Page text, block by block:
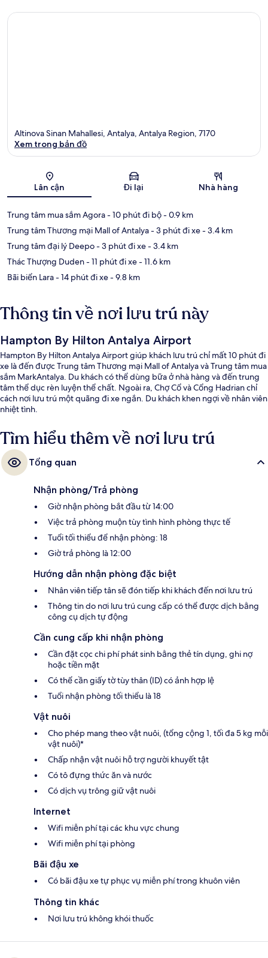
Bản đồ
Altinova Sinan Mahallesi, Antalya, Antalya Region, 7170
Xem trong bản đồ
Lân cận Đi lại Nhà hàng
Trung tâm mua sắm Agora- 10 phút đi bộ- 0.9 km
Trung tâm Thương mại Mall of Antalya- 3 phút đi xe- 3.4 km
Trung tâm đại lý Deepo- 3 phút đi xe- 3.4 km
Thác Thượng Duden- 11 phút đi xe- 11.6 km
Bãi biển Lara- 14 phút đi xe- 9.8 km
Thông tin về nơi lưu trú này
Hampton By Hilton Antalya Airport
Hampton By Hilton Antalya Airport giúp khách lưu trú chỉ mất 10 phút đi
xe là đến được Trung tâm Thương mại Mall of Antalya và Trung tâm mua
sắm MarkAntalya. Du khách có thể dùng bữa ở nhà hàng và đến trung
tâm thể dục rèn luyện thể chất. Ngoài ra, Chợ Cổ và Cổng Hadrian chỉ
cách nơi lưu trú một quãng đi xe ngắn. Du khách khen ngợi về nhân viên
nhiệt tình.
Tìm hiểu thêm về nơi lưu trú
Tổng quan
Nhận phòng/Trả phòng
Giờ nhận phòng bắt đầu từ 14:00
Việc trả phòng muộn tùy tình hình phòng thực tế
Tuổi tối thiểu để nhận phòng: 18
Giờ trả phòng là 12:00
Hướng dẫn nhận phòng đặc biệt
Nhân viên tiếp tân sẽ đón tiếp khi khách đến nơi lưu trú
Thông tin do nơi lưu trú cung cấp có thể được dịch bằng
công cụ dịch tự động
Cần cung cấp khi nhận phòng
Cần đặt cọc chi phí phát sinh bằng thẻ tín dụng, ghi nợ
hoặc tiền mặt
Có thể cần giấy tờ tùy thân (ID) có ảnh hợp lệ
Tuổi nhận phòng tối thiểu là 18
Vật nuôi
Cho phép mang theo vật nuôi, (tổng cộng 1, tối đa 5 kg mỗi
vật nuôi)*
Chấp nhận vật nuôi hỗ trợ người khuyết tật
Có tô đựng thức ăn và nước
Có dịch vụ trông giữ vật nuôi
Internet
Wifi miễn phí tại các khu vực chung
Wifi miễn phí tại phòng
Bãi đậu xe
Có bãi đậu xe tự phục vụ miễn phí trong khuôn viên
Thông tin khác
Nơi lưu trú không khói thuốc